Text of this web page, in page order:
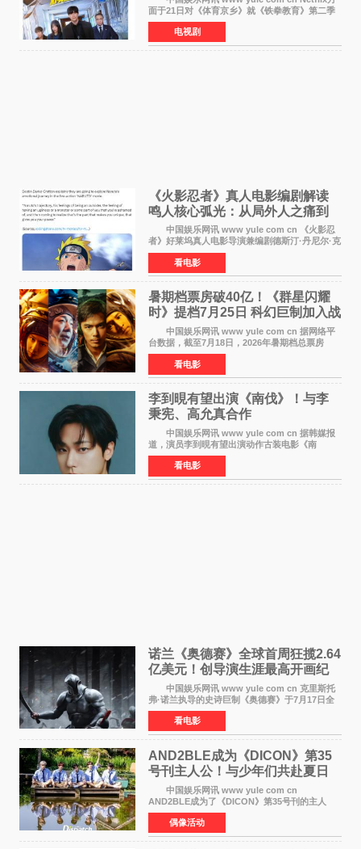
面于21日对《体育京乡》就《铁拳教育》第二季
制作传闻划清界限，表示尚无定论。然而，业界
却有传闻称已就《铁拳教育》第二季的制作展开
了讨论——《
电视剧
《火影忍者》真人电影编剧解读
鸣人核心弧光：从局外人之痛到
自我觉醒
中国娱乐网讯 www yule com cn 《火影忍
者》好莱坞真人电影导演兼编剧德斯汀·丹尼尔·克
雷顿近日在采访中分享了对主角鸣人成长弧光的
理解，透露电影将深入探索鸣人作为局外人的情
感历程。
看电影
暑期档票房破40亿！《群星闪耀
时》提档7月25日 科幻巨制加入战
中国娱乐网讯 www yule com cn 据网络平
台数据，截至7月18日，2026年暑期档总票房
（含预售）已正式突破40亿元大关，年度总票房
也随之逼近197亿元。超百部中外佳片同台竞技，
点燃了盛夏的电
看电影
李到晛有望出演《南伐》！与李
秉宪、高允真合作
中国娱乐网讯 www yule com cn 据韩媒报
道，演员李到晛有望出演动作古装电影《南
伐》，与李秉宪、高允真合作，引发关注。
该片为动作古装片，讲述朝鲜初期，为了解救被
倭寇绑走的俘虏，9
看电影
诺兰《奥德赛》全球首周狂揽2.64
亿美元！创导演生涯最高开画纪
中国娱乐网讯 www yule com cn 克里斯托
弗·诺兰执导的史诗巨制《奥德赛》于7月17日全
球上映，首周末票房表现远超预期——北美首周
三天粗报1 245亿美元（开画3919馆），全球首周
2 641亿美元
看电影
AND2BLE成为《DICON》第35
号刊主人公！与少年们共赴夏日
之约
中国娱乐网讯 www yule com cn
AND2BLE成为了《DICON》第35号刊的主人
公，本期标题为And The Summer。作为出道后
首次担任杂志画报主角的完整体，AND2BLE用清
澈的少年感与全新的夏天相遇了
偶像活动